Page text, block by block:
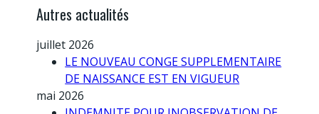
Autres actualités
juillet 2026
LE NOUVEAU CONGE SUPPLEMENTAIRE
DE NAISSANCE EST EN VIGUEUR
mai 2026